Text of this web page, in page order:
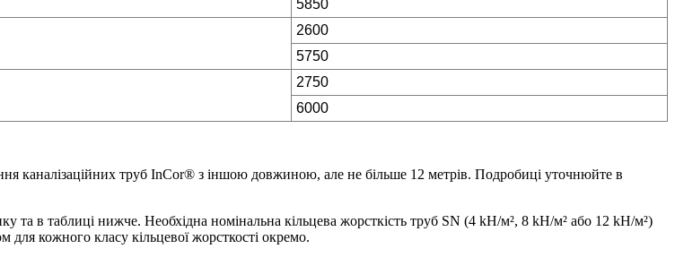
5850
2600
5750
2750
6000
каналізаційних труб InCor® з іншою довжиною, але не більше 12 метрів. Подробиці уточнюйте в
та в таблиці нижче. Необхідна номінальна кільцева жорсткість труб SN (4 kH/м², 8 kH/м² або 12 kH/м²)
для кожного класу кільцевої жорсткості окремо.